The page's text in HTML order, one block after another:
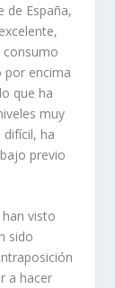
de España,
consumo
por encima
que ha
muy
ha
previo
visto
sido
a hacer